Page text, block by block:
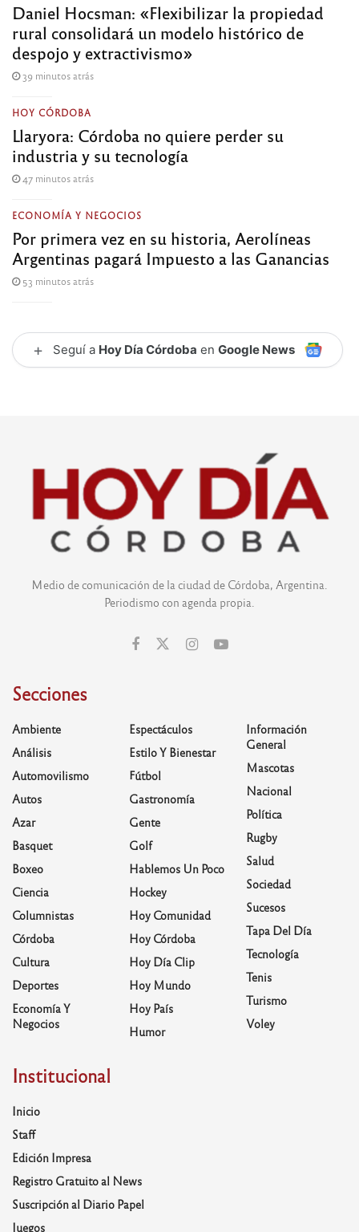
Daniel Hocsman: «Flexibilizar la propiedad
rural consolidará un modelo histórico de
despojo y extractivismo»
39 minutos atrás
HOY CÓRDOBA
Llaryora: Córdoba no quiere perder su
industria y su tecnología
47 minutos atrás
ECONOMÍA Y NEGOCIOS
Por primera vez en su historia, Aerolíneas
Argentinas pagará Impuesto a las Ganancias
53 minutos atrás
+ Seguí a Hoy Día Córdoba en Google News
Medio de comunicación de la ciudad de Córdoba, Argentina.
Periodismo con agenda propia.
Secciones
Ambiente
Análisis
Automovilismo
Autos
Azar
Basquet
Boxeo
Ciencia
Columnistas
Córdoba
Cultura
Deportes
Economía Y
Negocios
Espectáculos
Estilo Y Bienestar
Fútbol
Gastronomía
Gente
Golf
Hablemos Un Poco
Hockey
Hoy Comunidad
Hoy Córdoba
Hoy Día Clip
Hoy Mundo
Hoy País
Humor
Información
General
Mascotas
Nacional
Política
Rugby
Salud
Sociedad
Sucesos
Tapa Del Día
Tecnología
Tenis
Turismo
Voley
Institucional
Inicio
Staff
Edición Impresa
Registro Gratuito al News
Suscripción al Diario Papel
Juegos